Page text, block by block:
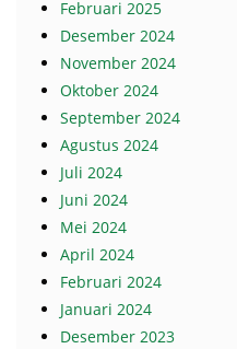
Februari 2025
Desember 2024
November 2024
Oktober 2024
September 2024
Agustus 2024
Juli 2024
Juni 2024
Mei 2024
April 2024
Februari 2024
Januari 2024
Desember 2023